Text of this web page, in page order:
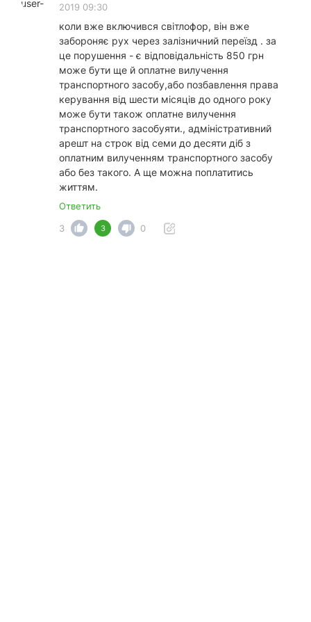
2019 09:30
коли вже включився світлофор, він вже
забороняє рух через залізничний переїзд . за
це порушення - є відповідальність 850 грн
може бути ще й оплатне вилучення
транспортного засобу,або позбавлення права
керування від шести місяців до одного року
може бути також оплатне вилучення
транспортного засобуяти., адміністративний
арешт на строк від семи до десяти діб з
оплатним вилученням транспортного засобу
або без такого. А ще можна поплатитись
життям.
Ответить
3
3 0